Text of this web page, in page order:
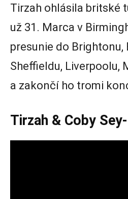
Tirzah ohlásila britské
už 31. Marca v
presunie do Brightonu,
Sheffieldu, Liverpoolu,
a zakončí ho tromi
Tirzah & Coby